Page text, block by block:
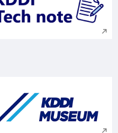
新規ウィンドウで
新規ウィンドウで